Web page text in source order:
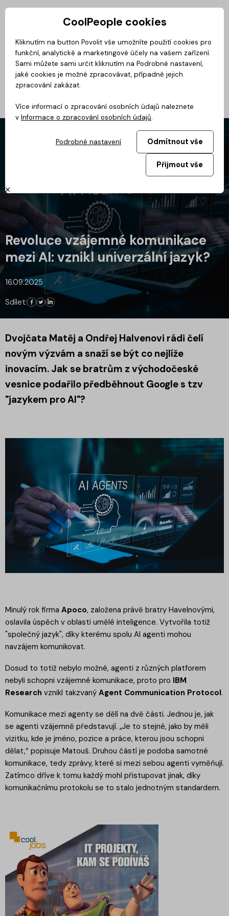
Privátní zóna
Magazín BusinessClass CoolMovie CoolDialog Podcast
Revoluce vzájemné komunikace
mezi AI: vznikl univerzální jazyk?
16.09.2025
Sdílet:
Dvojčata Matěj a Ondřej Halvenovi rádi čelí
novým výzvám a snaží se být co nejlíže
inovacím. Jak se bratrům z východočeské
vesnice podařilo předběhnout Google s tzv
"jazykem pro AI"?
Minulý rok firma Apoco, založena právě bratry Havelnovými,
oslavila úspěch v oblasti umělé inteligence. Vytvořila totiž
"společný jazyk", díky kterému spolu AI agenti mohou
navzájem komunikovat.
Dosud to totiž nebylo možné, agenti z různých platforem
nebyli schopni vzájemné komunikace, proto pro IBM
Research vznikl takzvaný Agent Communication Protocol.
Komunikace mezi agenty se dělí na dvě části. Jednou je, jak
se agenti vzájemně představují. „Je to stejné, jako by měli
vizitku, kde je jméno, pozice a práce, kterou jsou schopni
dělat,“ popisuje Matouš. Druhou částí je podoba samotné
komunikace, tedy zprávy, které si mezi sebou agenti vyměňují.
Zatímco dříve k tomu každý mohl přistupovat jinak, díky
komunikačnímu protokolu se to stalo jednotným standardem.
CoolPeople cookies
Kliknutím na button Povolit vše umožníte použití cookies pro
funkční, analytické a marketingové účely na vašem zařízení.
Sami můžete sami určit kliknutím na Podrobné nastavení,
jaké cookies je možné zpracovávat, případně jejich
zpracování zakázat.
Více informací o zpracování osobních údajů naleznete
v Informace o zpracování osobních údajů.
Podrobné nastavení Odmítnout vše
Přijmout vše